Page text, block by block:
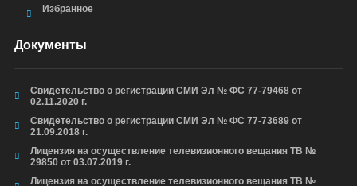
Избранное
Документы
Свидетельство о регистрации СМИ Эл № ФС 77-79468 от
02.11.2020 г.
Свидетельство о регистрации СМИ Эл № ФС 77-73689 от
21.09.2018 г.
Лицензия на осуществление телевизионного вещания ТВ №
29850 от 03.07.2019 г.
Лицензия на осуществление телевизионного вещания ТВ №